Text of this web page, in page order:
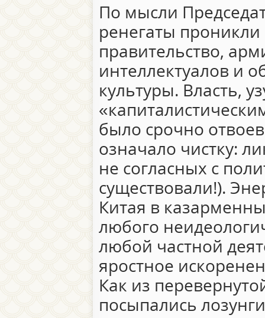
По мысли
ренегаты
правительство,
интеллектуалов и
культуры. Власть,
было срочно
означало чистку:
не согласных с
существовали!).
Китая в
любого
любой частной
яростное
Как из
посыпались